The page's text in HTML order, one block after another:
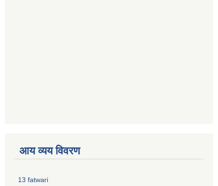
आय व्यय विवरण
13 fatwari